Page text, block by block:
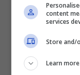
content
services
Store and/
Learn more